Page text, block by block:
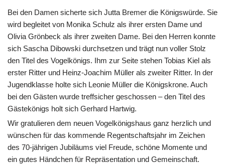
Bei den Damen sicherte sich Jutta Bremer die Königswürde. Sie
wird begleitet von Monika Schulz als ihrer ersten Dame und
Olivia Grönbeck als ihrer zweiten Dame. Bei den Herren konnte
sich Sascha Dibowski durchsetzen und trägt nun voller Stolz
den Titel des Vogelkönigs. Ihm zur Seite stehen Tobias Kiel als
erster Ritter und Heinz-Joachim Müller als zweiter Ritter. In der
Jugendklasse holte sich Leonie Müller die Königskrone. Auch
bei den Gästen wurde treffsicher geschossen – den Titel des
Gästekönigs holt sich Gerhard Hartwig.
Wir gratulieren dem neuen Vogelkönigshaus ganz herzlich und
wünschen für das kommende Regentschaftsjahr im Zeichen
des 70-jährigen Jubiläums viel Freude, schöne Momente und
ein gutes Händchen für Repräsentation und Gemeinschaft.